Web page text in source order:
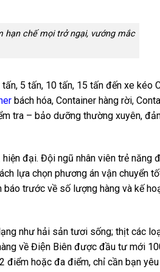
hạn chế mọi trở ngại, vướng mắc
5 tấn, 10 tấn, 15 tấn đến xe kéo
bách hóa, Container hàng rời,
tra – bảo dưỡng thường xuyên,
đại. Đội ngũ nhân viên trẻ năng
lựa chọn phương án vận chuyển
báo trước về số lượng hàng và kế
như hải sản tươi sống; thịt các
về Điện Biên được đầu tư mới
điểm hoặc đa điểm, chỉ cần bạn